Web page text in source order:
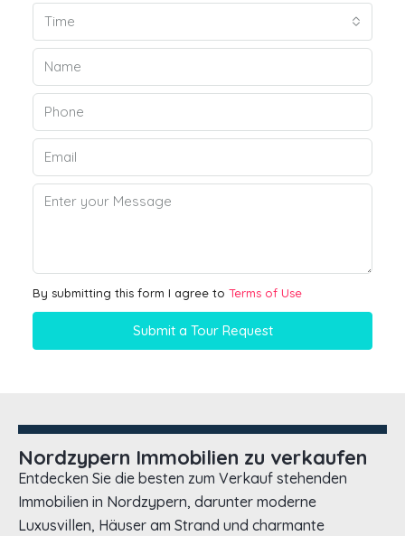
Time
By submitting this form I agree to Terms of Use
Submit a Tour Request
Nordzypern Immobilien zu verkaufen
Entdecken Sie die besten zum Verkauf stehenden
Immobilien in Nordzypern, darunter moderne
Luxusvillen, Häuser am Strand und charmante